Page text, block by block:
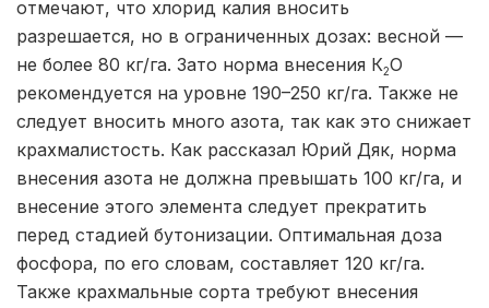
отмечают, что хлорид калия вносить
разрешается, но в ограниченных дозах: весной —
не более 80 кг/га. Зато норма внесения К2О
рекомендуется на уровне 190–250 кг/га. Также не
следует вносить много азота, так как это снижает
крахмалистость. Как рассказал Юрий Дяк, норма
внесения азота не должна превышать 100 кг/га, и
внесение этого элемента следует прекратить
перед стадией бутонизации. Оптимальная доза
фосфора, по его словам, составляет 120 кг/га.
Также крахмальные сорта требуют внесения